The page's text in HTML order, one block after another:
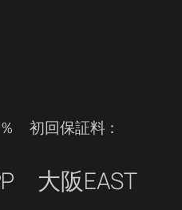
初回保証料：
大阪EAST